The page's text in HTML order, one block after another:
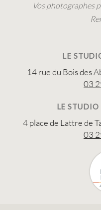
Vos photographes
LE
14 rue du Bois des
03
LE
4 place de Lattre de
03